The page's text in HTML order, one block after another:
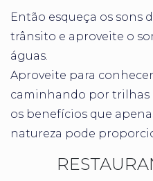
Então esqueça os sons
trânsito e aproveite o
águas.
Aproveite para
caminhando por trilhas
os benefícios que
natureza pode